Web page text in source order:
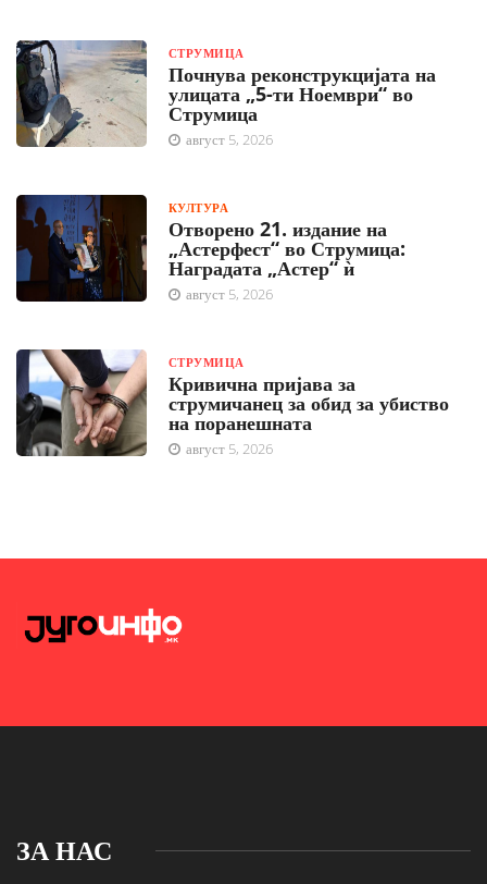
СТРУМИЦА
Почнува реконструкцијата на
улицата „5-ти Ноември“ во
Струмица
август 5, 2026
КУЛТУРА
Отворено 21. издание на
„Астерфест“ во Струмица:
Наградата „Астер“ ѝ
август 5, 2026
СТРУМИЦА
Кривична пријава за
струмичанец за обид за убиство
на поранешната
август 5, 2026
ЗА НАС